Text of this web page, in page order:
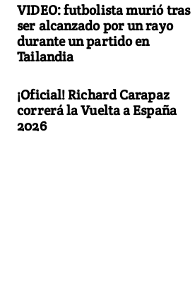
VIDEO: futbolista murió tras
ser alcanzado por un rayo
durante un partido en
Tailandia
¡Oficial! Richard Carapaz
correrá la Vuelta a España
2026